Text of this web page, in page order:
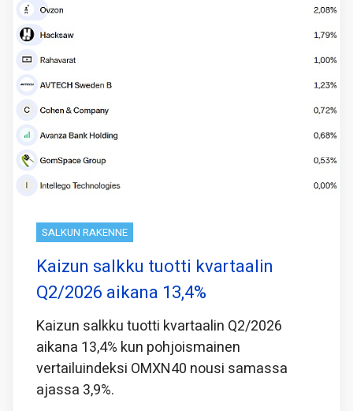
SALKUN RAKENNE
Kaizun salkku tuotti kvartaalin
Q2/2026 aikana 13,4%
Kaizun salkku tuotti kvartaalin Q2/2026
aikana 13,4% kun pohjoismainen
vertailuindeksi OMXN40 nousi samassa
ajassa 3,9%.